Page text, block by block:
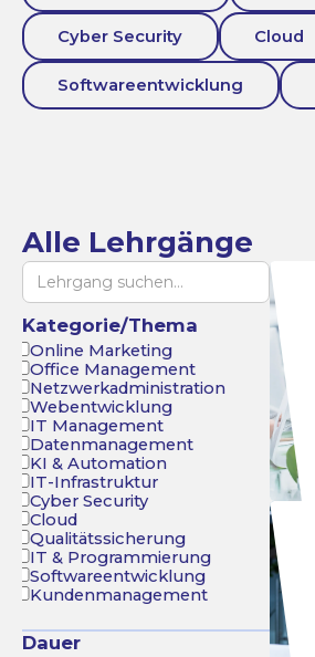
Cyber Security Cloud
Softwareentwicklung
Alle Lehrgänge
Kategorie/Thema
Online Marketing
Office Management
Netzwerkadministration
Webentwicklung
IT Management
Datenmanagement
KI & Automation
IT-Infrastruktur
Cyber Security
Cloud
Qualitätssicherung
IT & Programmierung
Softwareentwicklung
Kundenmanagement
Dauer